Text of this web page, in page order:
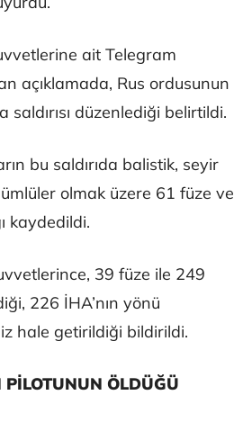
ait Telegram
açıklamada, Rus ordusunun
düzenlediği belirtildi.
bu saldırıda balistik, seyir
olmak üzere 61 füze ve
kaydedildi.
39 füze ile 249
226 İHA’nın yönü
hale getirildiği bildirildi.
PİLOTUNUN ÖLDÜĞÜ